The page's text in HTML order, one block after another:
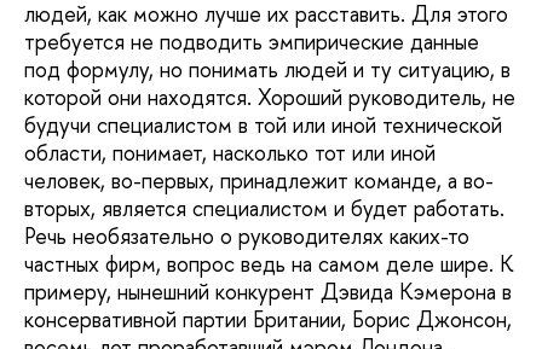
людей, как можно лучше их расставить. Для этого
требуется не подводить эмпирические данные
под формулу, но понимать людей и ту ситуацию, в
которой они находятся. Хороший руководитель, не
будучи специалистом в той или иной технической
области, понимает, насколько тот или иной
человек, во-первых, принадлежит команде, а во-
вторых, является специалистом и будет работать.
Речь необязательно о руководителях каких-то
частных фирм, вопрос ведь на самом деле шире. К
примеру, нынешний конкурент Дэвида Кэмерона в
консервативной партии Британии, Борис Джонсон,